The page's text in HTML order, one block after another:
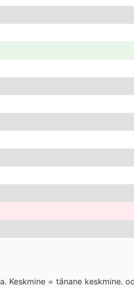
Keskmine = tänane keskmine.